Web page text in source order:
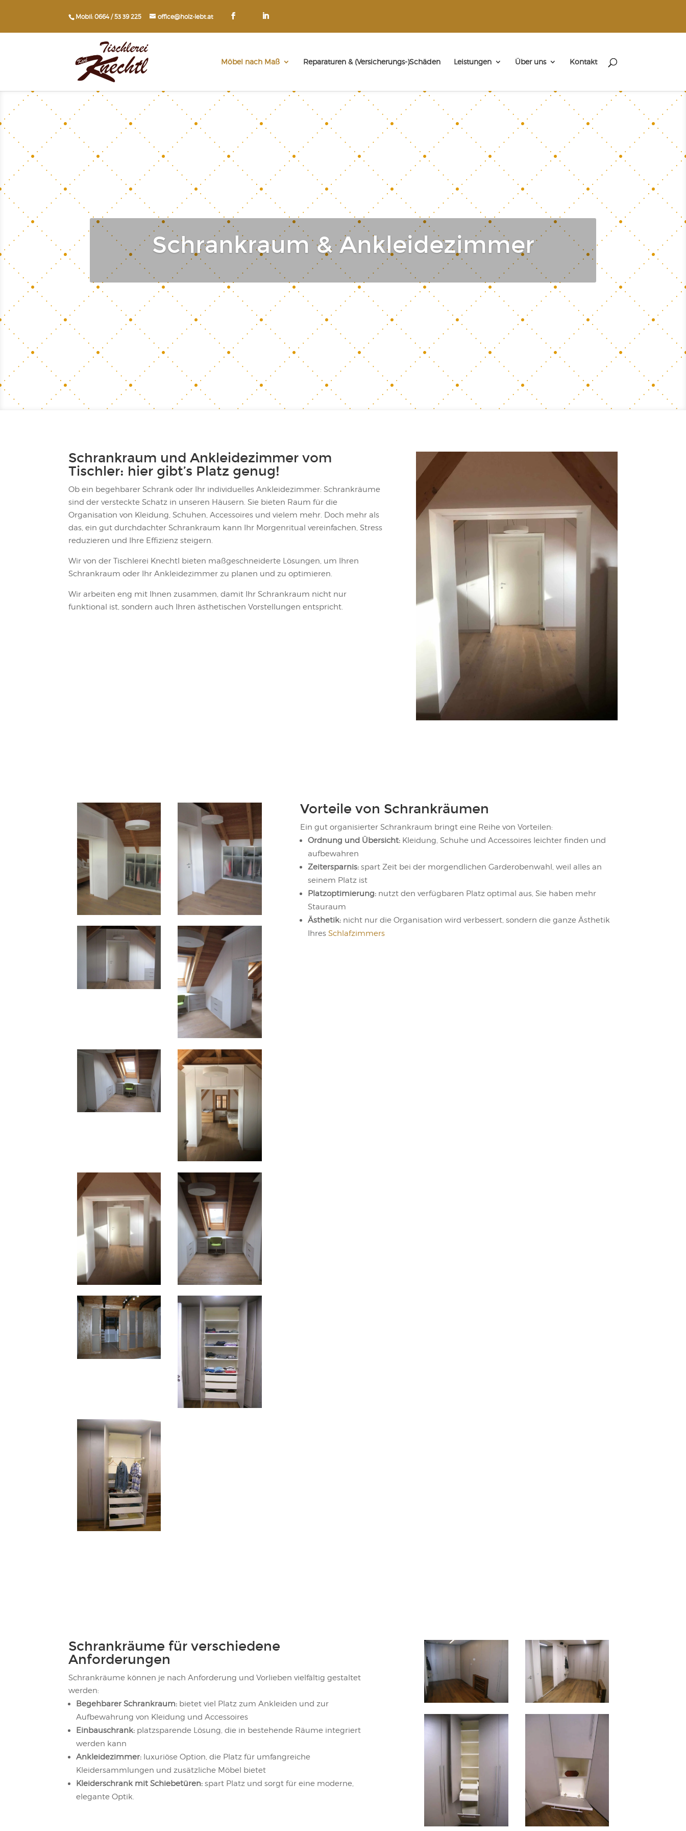
Mobil: 0664 / 53 39 225 office@holz-lebt.at
Möbel nach Maß Reparaturen & (Versicherungs-)Schäden Leistungen Über uns Kontakt
Schrankraum & Ankleidezimmer
Schrankraum und Ankleidezimmer vom
Tischler: hier gibt’s Platz genug!
Ob ein begehbarer Schrank oder Ihr individuelles Ankleidezimmer: Schrankräume
sind der versteckte Schatz in unseren Häusern. Sie bieten Raum für die
Organisation von Kleidung, Schuhen, Accessoires und vielem mehr. Doch mehr als
das, ein gut durchdachter Schrankraum kann Ihr Morgenritual vereinfachen, Stress
reduzieren und Ihre Effizienz steigern.
Wir von der Tischlerei Knechtl bieten maßgeschneiderte Lösungen, um Ihren
Schrankraum oder Ihr Ankleidezimmer zu planen und zu optimieren.
Wir arbeiten eng mit Ihnen zusammen, damit Ihr Schrankraum nicht nur
funktional ist, sondern auch Ihren ästhetischen Vorstellungen entspricht.
Vorteile von Schrankräumen
Ein gut organisierter Schrankraum bringt eine Reihe von Vorteilen:
Ordnung und Übersicht: Kleidung, Schuhe und Accessoires leichter finden und
aufbewahren
Zeitersparnis: spart Zeit bei der morgendlichen Garderobenwahl, weil alles an
seinem Platz ist
Platzoptimierung: nutzt den verfügbaren Platz optimal aus, Sie haben mehr
Stauraum
Ästhetik: nicht nur die Organisation wird verbessert, sondern die ganze Ästhetik
IhresSchlafzimmers
Schrankräume für verschiedene
Anforderungen
Schrankräume können je nach Anforderung und Vorlieben vielfältig gestaltet
werden:
Begehbarer Schrankraum: bietet viel Platz zum Ankleiden und zur
Aufbewahrung von Kleidung und Accessoires
Einbauschrank: platzsparende Lösung, die in bestehende Räume integriert
werden kann
Ankleidezimmer: luxuriöse Option, die Platz für umfangreiche
Kleidersammlungen und zusätzliche Möbel bietet
Kleiderschrank mit Schiebetüren: spart Platz und sorgt für eine moderne,
elegante Optik.